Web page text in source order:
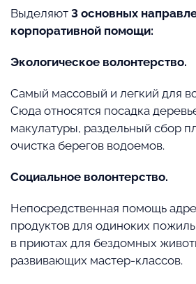
Выделяют 3 основных
корпоративной помощи:
Экологическое волонтерство.
Самый массовый и легкий для
Сюда относятся посадка
макулатуры, раздельный сбор
очистка берегов водоемов.
Социальное волонтерство.
Непосредственная помощь
продуктов для одиноких
в приютах для бездомных
развивающих мастер-классов.